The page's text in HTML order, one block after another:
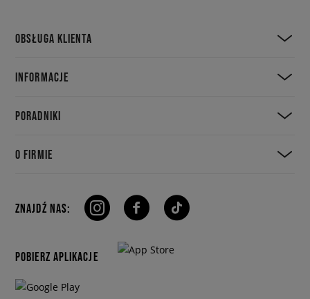
OBSŁUGA KLIENTA
INFORMACJE
PORADNIKI
O FIRMIE
ZNAJDŹ NAS:
POBIERZ APLIKACJE